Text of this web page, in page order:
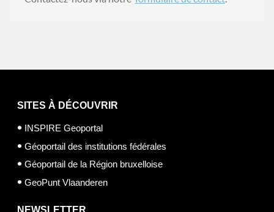
SITES À DÉCOUVRIR
INSPIRE Geoportal
Géoportail des institutions fédérales
Géoportail de la Région bruxelloise
GeoPunt Vlaanderen
NEWSLETTER